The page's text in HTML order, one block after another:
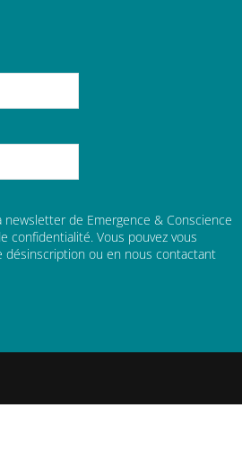
de Emergence & Conscience
confidentialité. Vous pouvez vous
ou en nous contactant